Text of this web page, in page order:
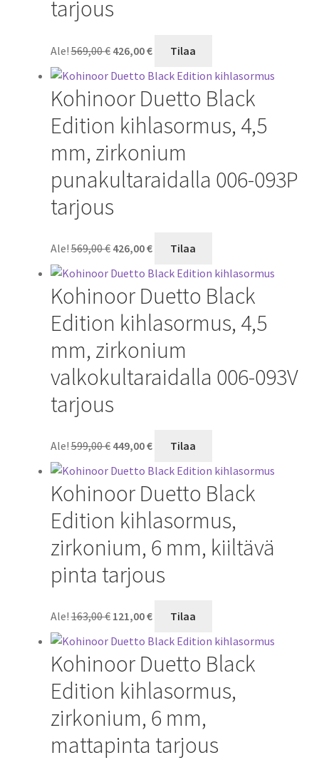
tarjous
Ale!569,00€
hinta
oli:
569,00 €.
426,00€
on:
426,00 €.
Tilaa
Kohinoor Duetto Black
Edition kihlasormus, 4,5
mm, zirkonium
punakultaraidalla 006-093P
tarjous
Ale!569,00€
hinta
oli:
569,00 €.
426,00€
on:
426,00 €.
Tilaa
Kohinoor Duetto Black
Edition kihlasormus, 4,5
mm, zirkonium
valkokultaraidalla 006-093V
tarjous
Ale!599,00€
hinta
oli:
599,00 €.
449,00€
on:
449,00 €.
Tilaa
Kohinoor Duetto Black
Edition kihlasormus,
zirkonium, 6 mm, kiiltävä
pinta tarjous
Ale!163,00€
hinta
oli:
163,00 €.
121,00€
on:
121,00 €.
Tilaa
Kohinoor Duetto Black
Edition kihlasormus,
zirkonium, 6 mm,
mattapinta tarjous